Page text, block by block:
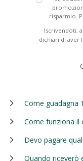
risparmio.
Iscrivendoti,
dichiari di aver
Come guadagna
Come funziona il
Devo pagare
Quando riceverò